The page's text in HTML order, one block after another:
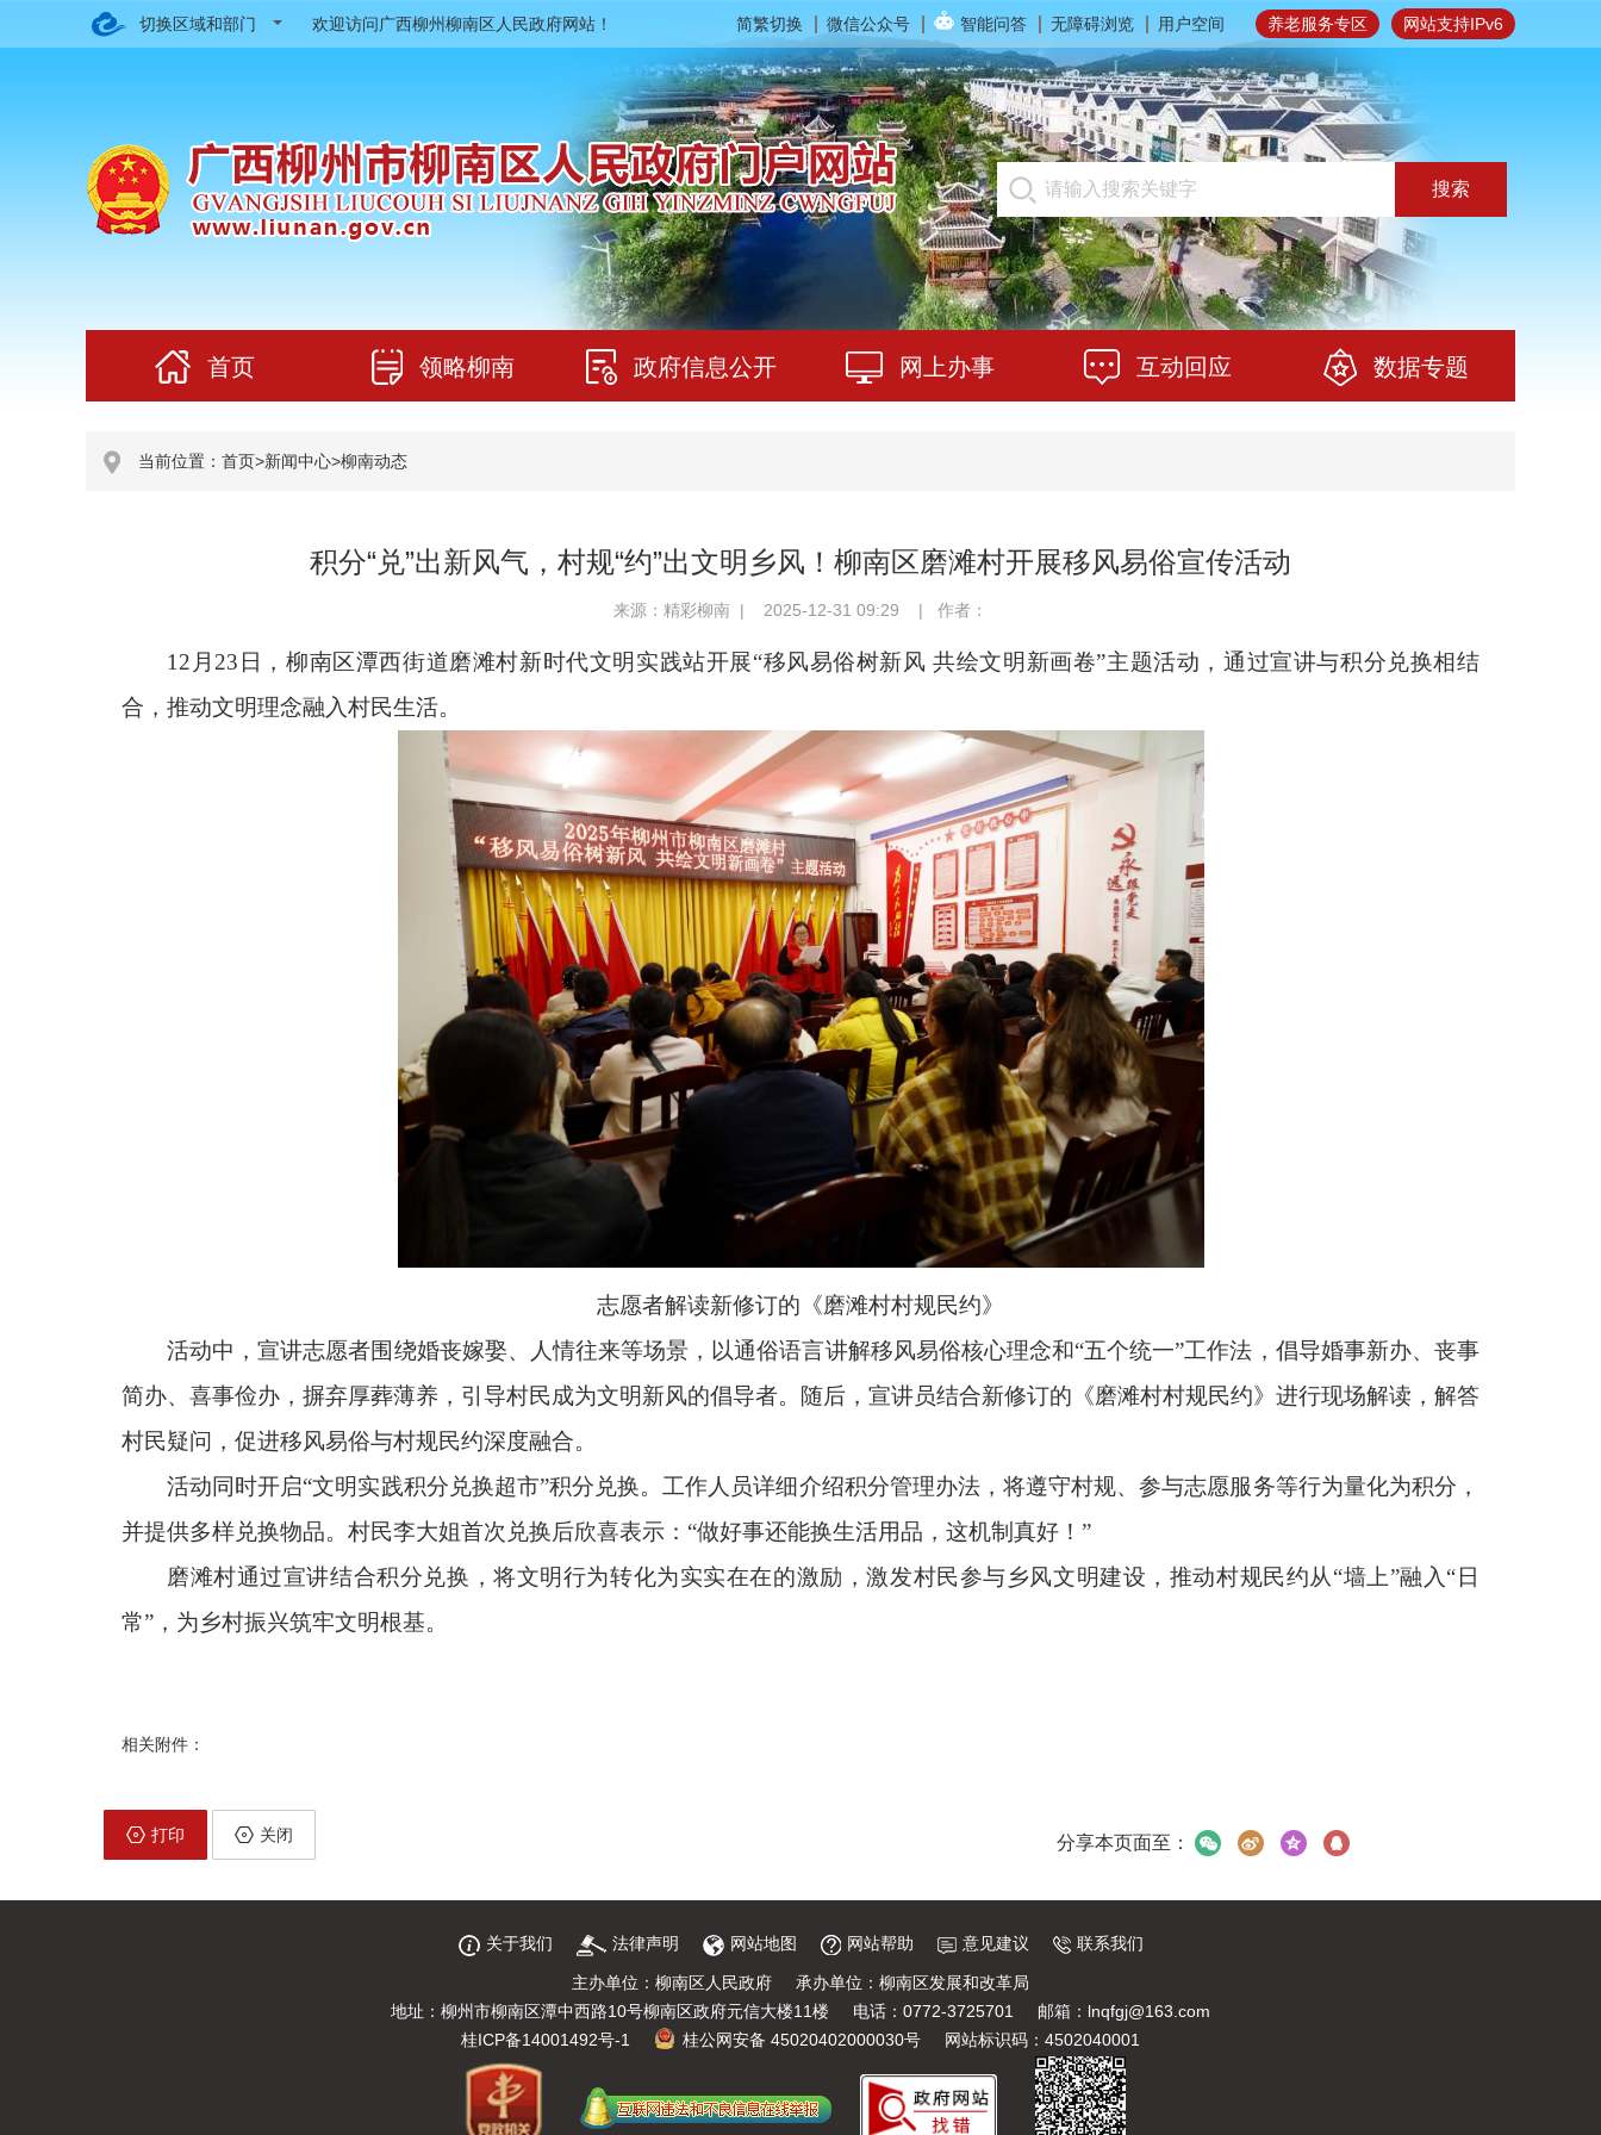
切换区域和部门 网站支持IPv6
养老服务专区
简繁切换 微信公众号 智能问答 无障碍浏览 用户空间
欢迎访问广西柳州柳南区人民政府网站！
搜索
首页 领略柳南 政府信息公开 网上办事 互动回应 数据专题
当前位置： 首页>新闻中心>柳南动态
积分“兑”出新风气，村规“约”出文明乡风！柳南区磨滩村开展移风易俗宣传活动
来源：精彩柳南 | 2025-12-31 09:29 | 作者：
12月23日，柳南区潭西街道磨滩村新时代文明实践站开展“移风易俗树新风 共绘文明新画卷”主题活动，通过宣讲与积分兑换相结
合，推动文明理念融入村民生活。
志愿者解读新修订的《磨滩村村规民约》
活动中，宣讲志愿者围绕婚丧嫁娶、人情往来等场景，以通俗语言讲解移风易俗核心理念和“五个统一”工作法，倡导婚事新办、丧事
简办、喜事俭办，摒弃厚葬薄养，引导村民成为文明新风的倡导者。随后，宣讲员结合新修订的《磨滩村村规民约》进行现场解读，解答
村民疑问，促进移风易俗与村规民约深度融合。
活动同时开启“文明实践积分兑换超市”积分兑换。工作人员详细介绍积分管理办法，将遵守村规、参与志愿服务等行为量化为积分，
并提供多样兑换物品。村民李大姐首次兑换后欣喜表示：“做好事还能换生活用品，这机制真好！”
磨滩村通过宣讲结合积分兑换，将文明行为转化为实实在在的激励，激发村民参与乡风文明建设，推动村规民约从“墙上”融入“日
常”，为乡村振兴筑牢文明根基。
相关附件：
打印 关闭 分享本页面至：
关于我们 法律声明 网站地图 网站帮助 意见建议 联系我们
主办单位：柳南区人民政府
承办单位：柳南区发展和改革局
地址：柳州市柳南区潭中西路10号柳南区政府元信大楼11楼
电话：0772-3725701
邮箱：lnqfgj@163.com
桂ICP备14001492号-1
桂公网安备 45020402000030号 网站标识码：4502040001